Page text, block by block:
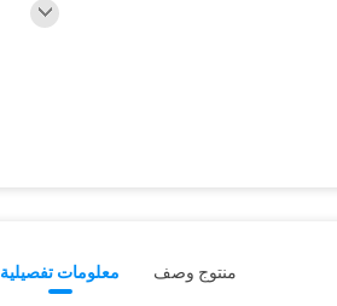
معلومات تفصيلية منتوج وصف